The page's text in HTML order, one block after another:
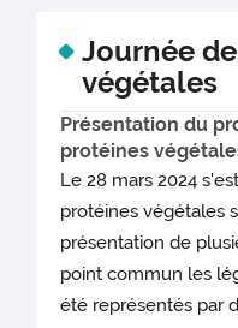
Journée
végétales
Présentation du
protéines
Le 28 mars 2024
protéines végétales
présentation de
point commun les
été représentés par